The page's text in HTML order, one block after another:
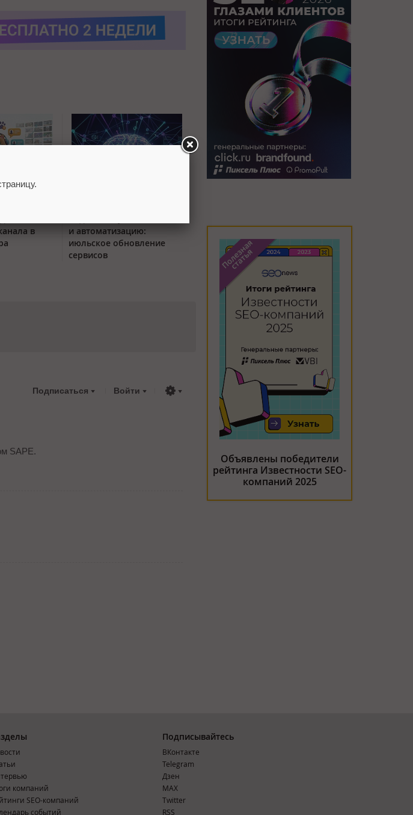
в
и автоматизацию:
июльское обновление
сервисов
Подписаться Войти
SAPE.
Объявлены победители
рейтинга Известности SEO-
компаний 2025
компаний
SEO-компаний
событий
Подписывайтесь
ВКонтакте
Telegram
Дзен
MAX
Тwitter
RSS